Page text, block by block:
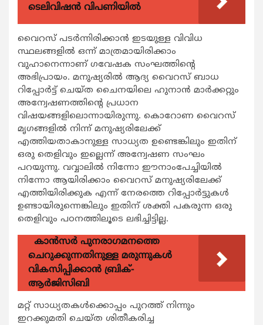
ടെലിവിഷൻ വിപണിയിൽ
വൈറസ് പടര്‍ന്നിരിക്കാന്‍ ഇടയുള്ള വിവിധ
സ്ഥലങ്ങളില്‍ ഒന്ന് മാത്രമായിരിക്കാം
വുഹാനെന്നാണ് ഗവേഷക സംഘത്തിന്റെ
അഭിപ്രായം. മനുഷ്യരില്‍ ആദ്യ വൈറസ് ബാധ
റിപ്പോര്‍ട്ട് ചെയ്ത ചൈനയിലെ ഹുനാന്‍ മാര്‍ക്കറ്റും
അന്വേഷണത്തിന്റെ പ്രധാന
വിഷയങ്ങളിലൊന്നായിരുന്നു. കൊറോണ വൈറസ്
മൃഗങ്ങളില്‍ നിന്ന് മനുഷ്യരിലേക്ക്
എത്തിയതാകാനുള്ള സാധ്യത ഉണ്ടെങ്കിലും ഇതിന്
ഒരു തെളിവും ഇല്ലെന്ന് അന്വേഷണ സംഘം
പറയുന്നു. വവ്വാലില്‍ നിന്നോ ഈനാംപേച്ചിയില്‍
നിന്നോ ആയിരിക്കാം വൈറസ് മനുഷ്യരിലേക്ക്
എത്തിയിരിക്കുക എന്ന് നേരത്തെ റിപ്പോര്‍ട്ടുകള്‍
ഉണ്ടായിരുന്നെങ്കിലും ഇതിന് ശക്തി പകരുന്ന ഒരു
തെളിവും പഠനത്തിലൂടെ ലഭിച്ചിട്ടില്ല.
കാന്‍സര്‍ പുനരാഗമനത്തെ
ചെറുക്കുന്നതിനുള്ള മരുന്നുകള്‍
വികസിപ്പിക്കാന്‍ ബ്രിക്-
ആര്‍ജിസിബി
മറ്റ് സാധ്യതകള്‍ക്കൊപ്പം പുറത്ത് നിന്നും
ഇറക്കുമതി ചെയ്ത ശിതീകരിച്ച